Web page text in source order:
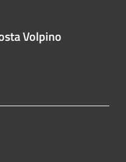
Volpino